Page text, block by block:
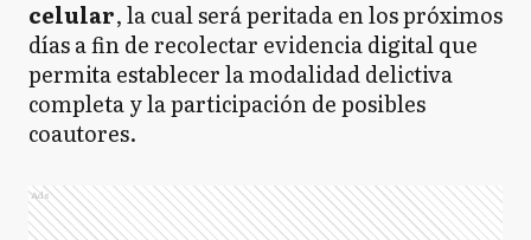
celular, la cual será peritada en los próximos
días a fin de recolectar evidencia digital que
permita establecer la modalidad delictiva
completa y la participación de posibles
coautores.
Ads